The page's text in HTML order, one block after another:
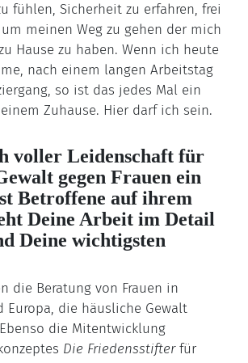
fühlen, Sicherheit zu erfahren, frei
meinen Weg zu gehen der mich
Hause zu haben. Wenn ich heute
nach einem langen Arbeitstag
so ist das jedes Mal ein
Zuhause. Hier darf ich sein.
voller Leidenschaft für
gegen Frauen ein
Betroffene auf ihrem
Deine Arbeit im Detail
Deine wichtigsten
die Beratung von Frauen in
Europa, die häusliche Gewalt
die Mitentwicklung
Die Friedensstifterfür